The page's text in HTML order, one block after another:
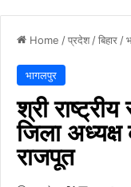
Home /प्रदेश /बिहार /
भागलपुर
श्री
जिला अध्यक्ष
राजपूत